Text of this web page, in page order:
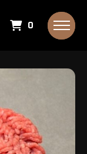
0